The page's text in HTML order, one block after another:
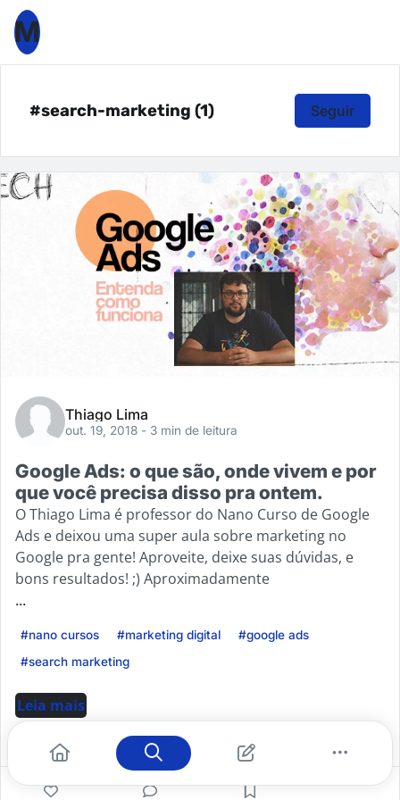
M
#search-marketing (1) Seguir
Thiago Lima
out. 19, 2018 - 3 min de leitura
Google Ads: o que são, onde vivem e por
que você precisa disso pra ontem.
O Thiago Lima é professor do Nano Curso de Google
Ads e deixou uma super aula sobre marketing no
Google pra gente! Aproveite, deixe suas dúvidas, e
bons resultados! ;) Aproximadamente
...
#nano cursos #marketing digital
#google ads
#search marketing
Leia mais